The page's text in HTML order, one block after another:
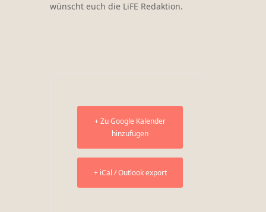
wünscht euch die LiFE Redaktion.
+ Zu Google Kalender
hinzufügen
+ iCal / Outlook export